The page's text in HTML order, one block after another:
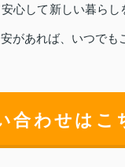
心して新しい暮らし
があれば、いつでも
合わせはこ